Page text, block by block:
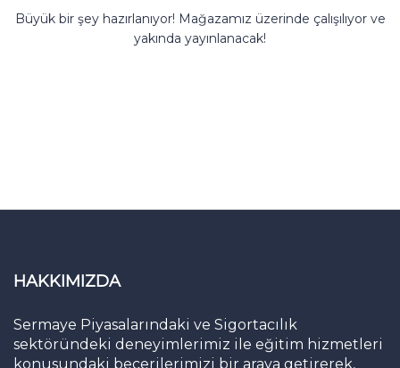
Büyük bir şey hazırlanıyor! Mağazamız üzerinde çalışılıyor ve
yakında yayınlanacak!
HAKKIMIZDA
Sermaye Piyasalarındaki ve Sigortacılık
sektöründeki deneyimlerimiz ile eğitim hizmetleri
konusundaki becerilerimizi bir araya getirerek,